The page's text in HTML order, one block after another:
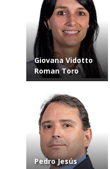
Giovana Vidotto
Roman Toro
Pedro Jesús